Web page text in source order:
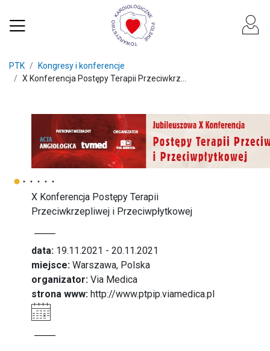
PTK
Kongresy i konferencje
X Konferencja Postępy Terapii Przeciwkrz...
X Konferencja Postępy Terapii
Przeciwkrzepliwej i Przeciwpłytkowej
data: 19.11.2021 - 20.11.2021
miejsce: Warszawa, Polska
organizator: Via Medica
strona www: http://www.ptpip.viamedica.pl